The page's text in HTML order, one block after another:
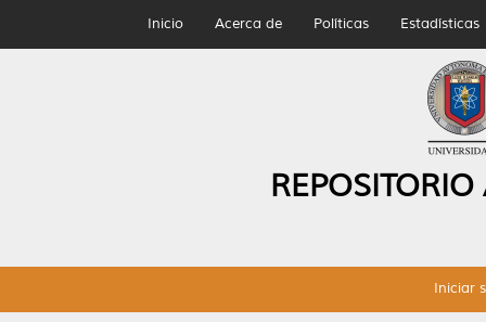
Inicio Acerca de Políticas Estadísticas
Iniciar